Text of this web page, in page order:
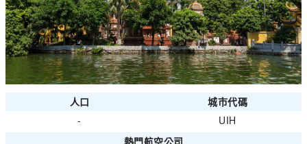
人口
城市代碼
-
UIH
熱門航空公司